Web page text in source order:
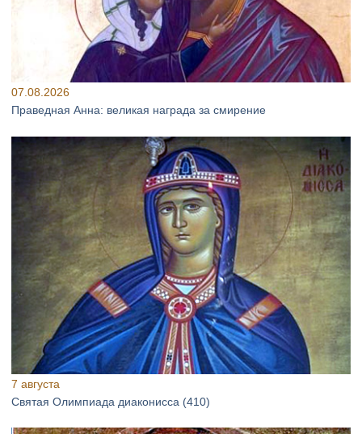
07.08.2026
Праведная Анна: великая награда за смирение
7 августа
Святая Олимпиада диаконисса (410)